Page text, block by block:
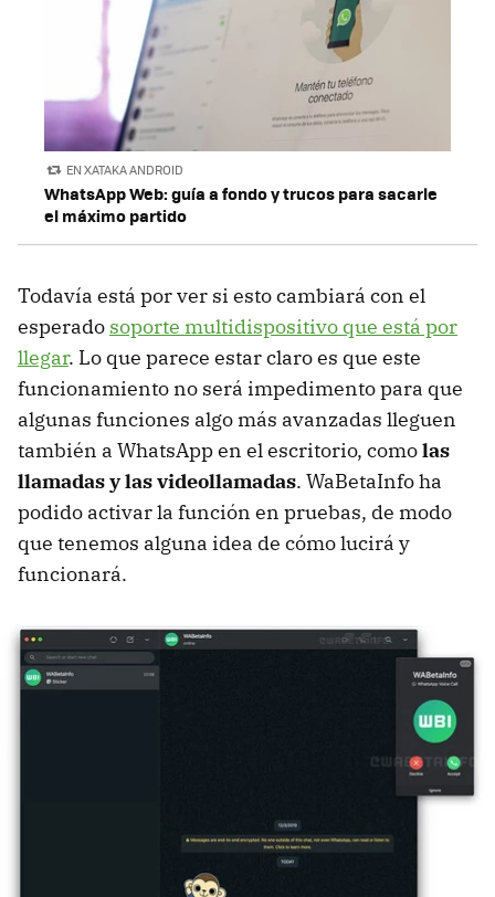
EN XATAKA ANDROID
WhatsApp Web: guía a fondo y trucos para sacarle
el máximo partido
Todavía está por ver si esto cambiará con el
esperado soporte multidispositivo que está por
llegar. Lo que parece estar claro es que este
funcionamiento no será impedimento para que
algunas funciones algo más avanzadas lleguen
también a WhatsApp en el escritorio, comolas
llamadas y las videollamadas. WaBetaInfo ha
podido activar la función en pruebas, de modo
que tenemos alguna idea de cómo lucirá y
funcionará.